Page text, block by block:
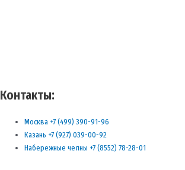
Контакты:
Москва +7 (499) 390-91-96
Казань +7 (927) 039-00-92
Набережные челны +7 (8552) 78-28-01